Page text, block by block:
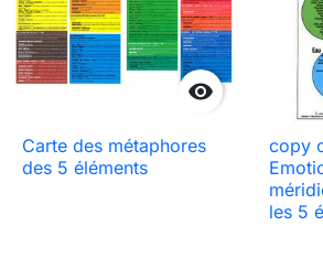

Carte des métaphores
des 5 éléments
copy
les 5